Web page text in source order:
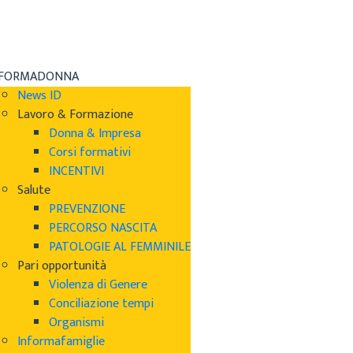
News ID
Lavoro & Formazione
Donna & Impresa
Corsi formativi
INCENTIVI
Salute
PREVENZIONE
PERCORSO NASCITA
PATOLOGIE AL FEMMINILE
Pari opportunità
Violenza di Genere
Conciliazione tempi
Organismi
Informafamiglie